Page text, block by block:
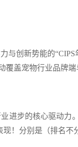
创新势能的“CIPS
盖宠物行业品牌端
进步的核心驱动力。
！分别是（排名不